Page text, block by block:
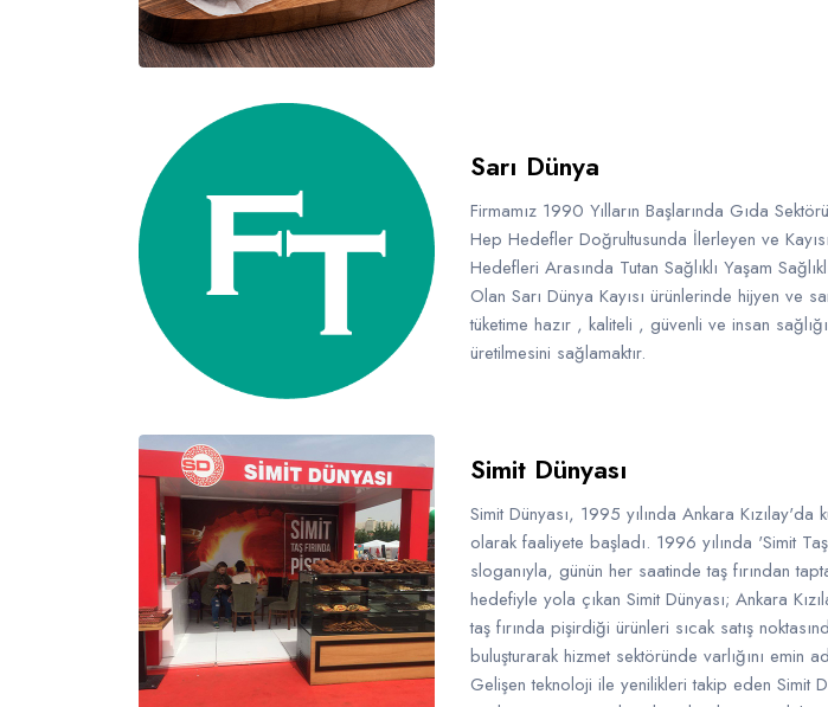
Sarı Dünya
Firmamız 1990 Yılların Başlarında Gıda
Hep Hedefler Doğrultusunda İlerleyen ve
Hedefleri Arasında Tutan Sağlıklı Yaşam
Olan Sarı Dünya Kayısı ürünlerinde hijyen ve
tüketime hazır , kaliteli , güvenli ve insan
üretilmesini sağlamaktır.
Simit Dünyası
Simit Dünyası, 1995 yılında Ankara Kızılay'da
olarak faaliyete başladı. 1996 yılında 'Simit
sloganıyla, günün her saatinde taş fırından
hedefiyle yola çıkan Simit Dünyası; Ankara
taş fırında pişirdiği ürünleri sıcak satış
buluşturarak hizmet sektöründe varlığını emin
Gelişen teknoloji ile yenilikleri takip eden Simit